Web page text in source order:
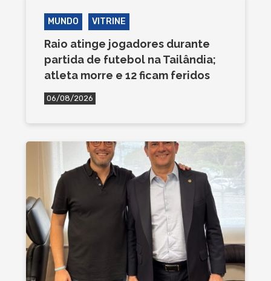
MUNDO VITRINE
Raio atinge jogadores durante
partida de futebol na Tailândia;
atleta morre e 12 ficam feridos
06/08/2026